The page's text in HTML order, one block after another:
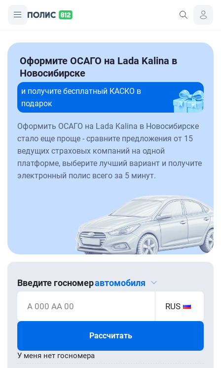
Оформите ОСАГО на Lada Kalina в
Новосибирске
и получите бесплатный КАСКО в
подарок
Оформить ОСАГО на Lada Kalina в Новосибирске
стало еще проще - сравните предложения от 15
ведущих страховых компаний на одной
платформе, выберите лучший вариант и получите
электронный полис всего за 5 минут.
Введите госномеравтомобиля
А 000 АА 00 RUS
Рассчитать
У меня нет госномера